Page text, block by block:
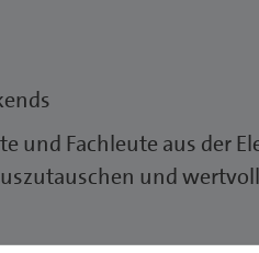
und Fachleute aus der
und